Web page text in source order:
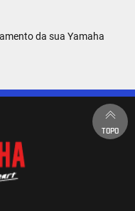
da sua Yamaha
TOPO